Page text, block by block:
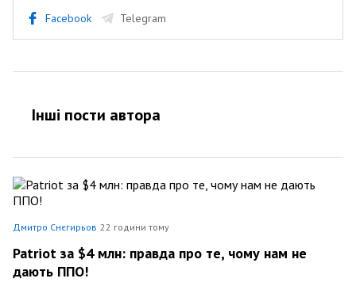
Facebook Telegram
Інші пости автора
Дмитро Снєгирьов 22 години тому
Patriot за $4 млн: правда про те, чому нам не
дають ППО!